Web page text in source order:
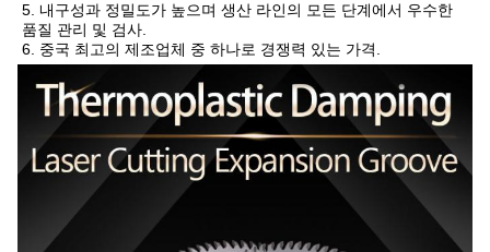
5. 내구성과 정밀도가 높으며 생산 라인의 모든 단계에서 우수한
품질 관리 및 검사.
6. 중국 최고의 제조업체 중 하나로 경쟁력 있는 가격.